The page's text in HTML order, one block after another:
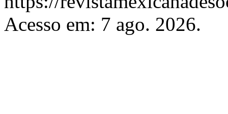
Acesso em: 7 ago. 2026.